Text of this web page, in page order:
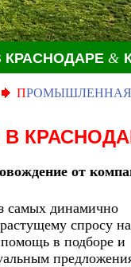
КРАСНОДАРЕ &
ПРОМЫШЛЕННАЯ
В
от
самых динамично
спросу на
в подборе и